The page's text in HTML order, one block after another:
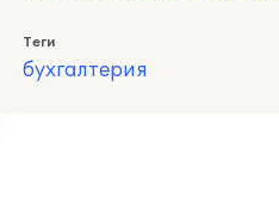
Теги
бухгалтерия